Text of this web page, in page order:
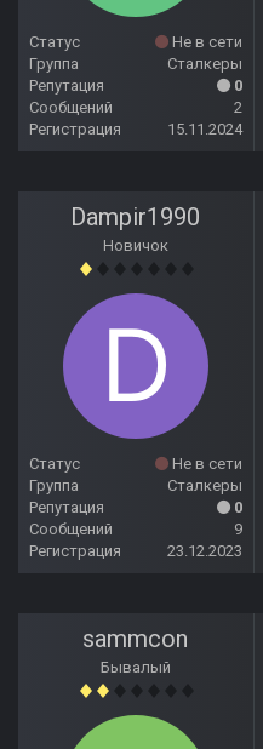
Статус
Не в сети
Группа
Сталкеры
Репутация
0
Сообщений
2
Регистрация
15.11.2024
Dampir1990
Новичок
Статус
Не в сети
Группа
Сталкеры
Репутация
0
Сообщений
9
Регистрация
23.12.2023
sammcon
Бывалый